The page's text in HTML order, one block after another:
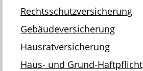
Rechtsschutzversicherung
Gebäudeversicherung
Hausratversicherung
Haus- und Grund-Haftpflicht